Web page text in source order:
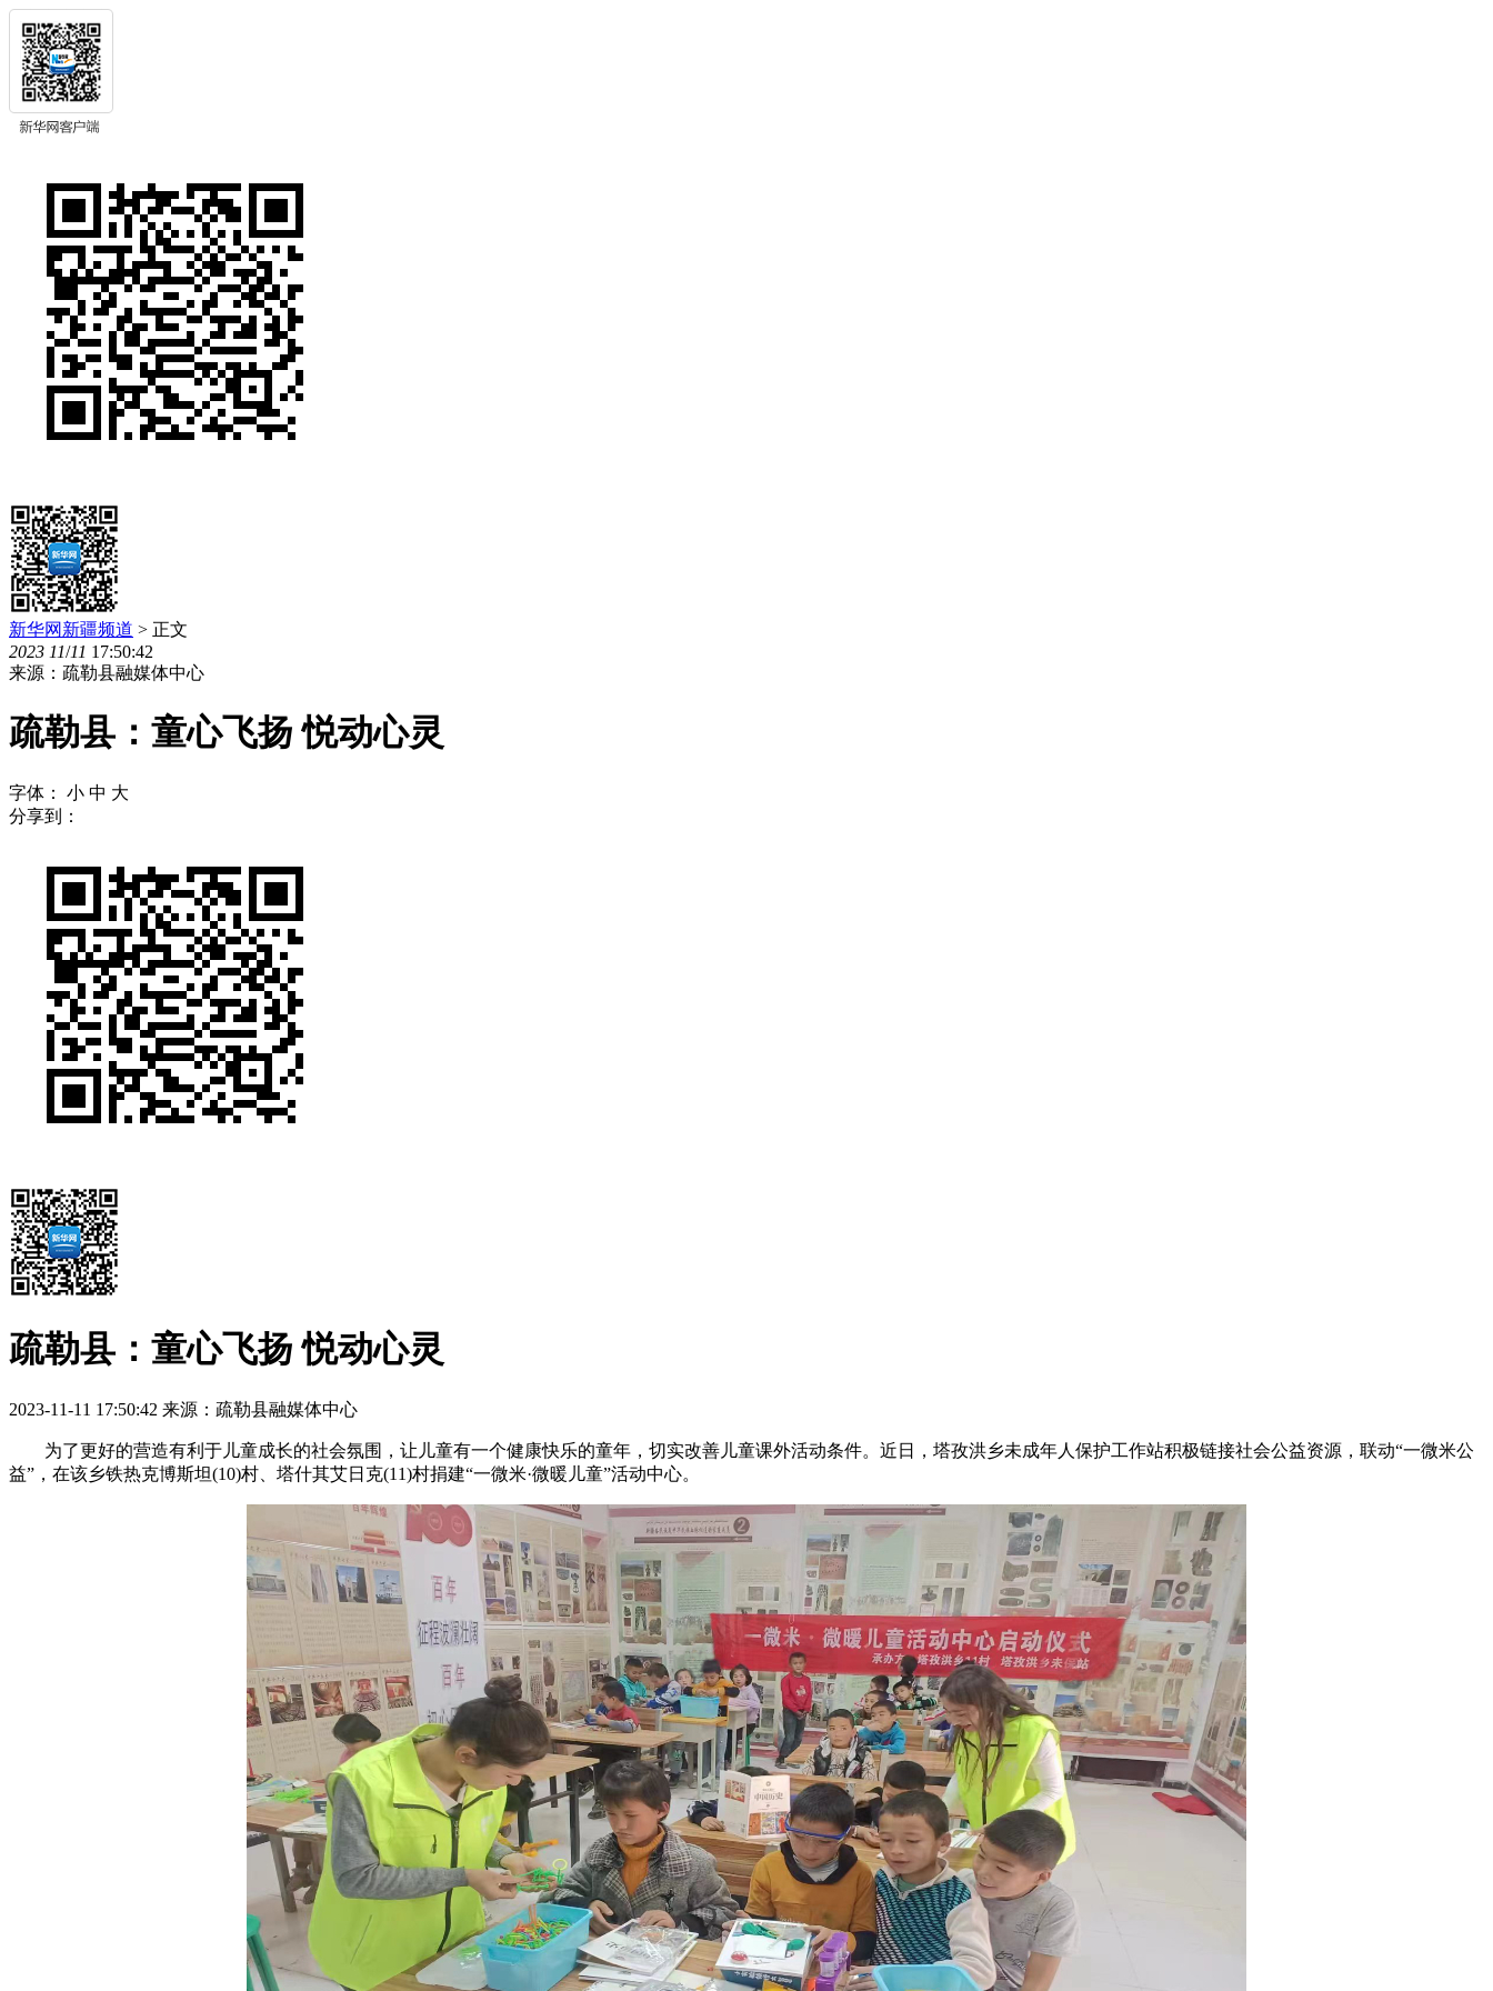
新华网新疆频道 > 正文
2023 11/11 17:50:42
来源：疏勒县融媒体中心
疏勒县：童心飞扬 悦动心灵
字体： 小 中 大
分享到：
疏勒县：童心飞扬 悦动心灵
2023-11-11 17:50:42 来源：疏勒县融媒体中心
为了更好的营造有利于儿童成长的社会氛围，让儿童有一个健康快乐的童年，切实改善儿童课外活动条件。近日，塔孜洪乡未成年人保护工作站积极链接社会公益资源，联动“一微米公
益”，在该乡铁热克博斯坦(10)村、塔什其艾日克(11)村捐建“一微米·微暖儿童”活动中心。